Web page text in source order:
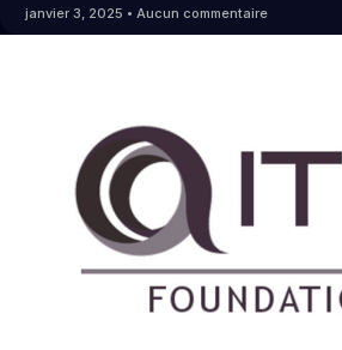
janvier 3, 2025 Aucun commentaire